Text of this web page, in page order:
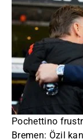
Pochettino
Bremen: Özil